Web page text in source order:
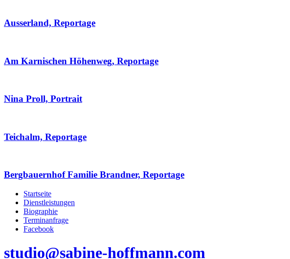
Ausserland, Reportage
Am Karnischen Höhenweg, Reportage
Nina Proll, Portrait
Teichalm, Reportage
Bergbauernhof Familie Brandner, Reportage
Startseite
Dienstleistungen
Biographie
Terminanfrage
Facebook
studio@sabine-hoffmann.com